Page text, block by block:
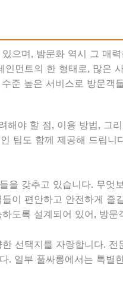
으며, 밤문화 역시 그 매
먼트의 한 형태로, 많은
준 높은 서비스로 방문
해야 할 점, 이용 방법, 그
팁도 함께 제공해 드립니
을 갖추고 있습니다. 무
이 편안하고 안전하게
도록 설계되어 있어, 방
선택지를 자랑합니다.
. 일부 풀싸롱에서는 특